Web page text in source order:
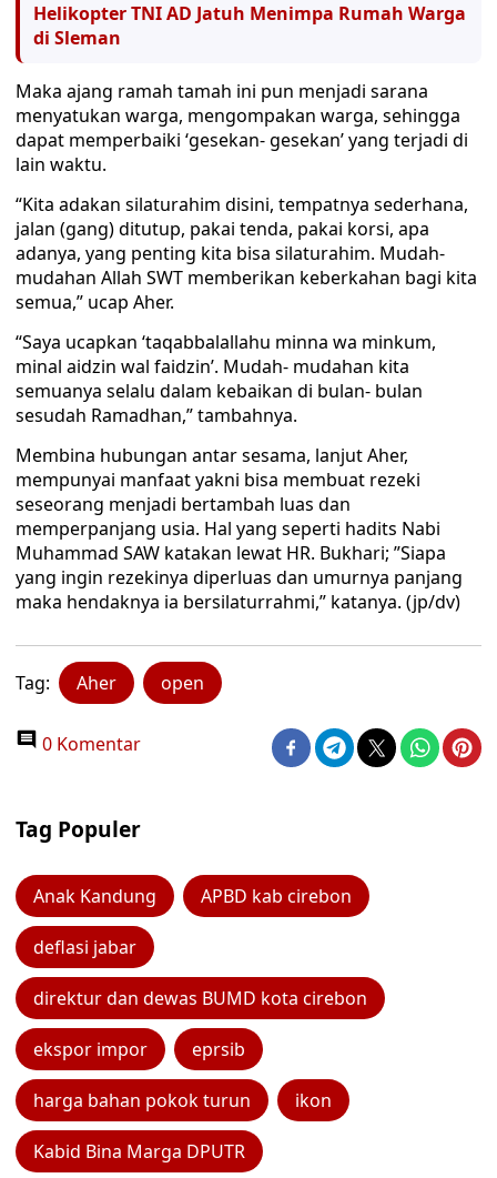
Helikopter TNI AD Jatuh Menimpa Rumah Warga
di Sleman
Maka ajang ramah tamah ini pun menjadi sarana
menyatukan warga, mengompakan warga, sehingga
dapat memperbaiki ‘gesekan- gesekan’ yang terjadi di
lain waktu.
“Kita adakan silaturahim disini, tempatnya sederhana,
jalan (gang) ditutup, pakai tenda, pakai korsi, apa
adanya, yang penting kita bisa silaturahim. Mudah-
mudahan Allah SWT memberikan keberkahan bagi kita
semua,” ucap Aher.
“Saya ucapkan ‘taqabbalallahu minna wa minkum,
minal aidzin wal faidzin’. Mudah- mudahan kita
semuanya selalu dalam kebaikan di bulan- bulan
sesudah Ramadhan,” tambahnya.
Membina hubungan antar sesama, lanjut Aher,
mempunyai manfaat yakni bisa membuat rezeki
seseorang menjadi bertambah luas dan
memperpanjang usia. Hal yang seperti hadits Nabi
Muhammad SAW katakan lewat HR. Bukhari; ”Siapa
yang ingin rezekinya diperluas dan umurnya panjang
maka hendaknya ia bersilaturrahmi,” katanya. (jp/dv)
Tag: Aher open
0 Komentar
Tag Populer
Anak Kandung APBD kab cirebon
deflasi jabar
direktur dan dewas BUMD kota cirebon
ekspor impor eprsib
harga bahan pokok turun ikon
Kabid Bina Marga DPUTR